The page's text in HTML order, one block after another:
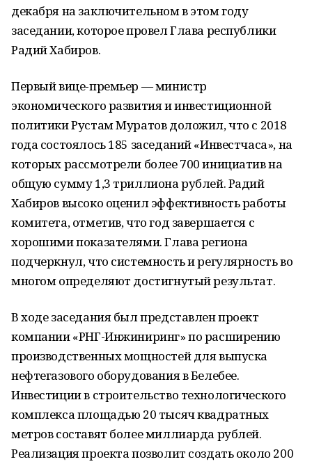
декабря на заключительном в этом году
заседании, которое провел Глава республики
Радий Хабиров.
Первый вице-премьер — министр
экономического развития и инвестиционной
политики Рустам Муратов доложил, что с 2018
года состоялось 185 заседаний «Инвестчаса», на
которых рассмотрели более 700 инициатив на
общую сумму 1,3 триллиона рублей. Радий
Хабиров высоко оценил эффективность работы
комитета, отметив, что год завершается с
хорошими показателями. Глава региона
подчеркнул, что системность и регулярность во
многом определяют достигнутый результат.
В ходе заседания был представлен проект
компании «РНГ-Инжиниринг» по расширению
производственных мощностей для выпуска
нефтегазового оборудования в Белебее.
Инвестиции в строительство технологического
комплекса площадью 20 тысяч квадратных
метров составят более миллиарда рублей.
Реализация проекта позволит создать около 200